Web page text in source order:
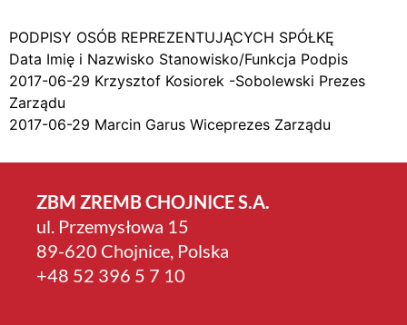
PODPISY OSÓB REPREZENTUJĄCYCH SPÓŁKĘ
Data Imię i Nazwisko Stanowisko/Funkcja Podpis
2017-06-29 Krzysztof Kosiorek -Sobolewski Prezes
Zarządu
2017-06-29 Marcin Garus Wiceprezes Zarządu
ZBM ZREMB CHOJNICE S.A.
ul. Przemysłowa 15
89-620 Chojnice, Polska
+4­8 52 396 5 7 10